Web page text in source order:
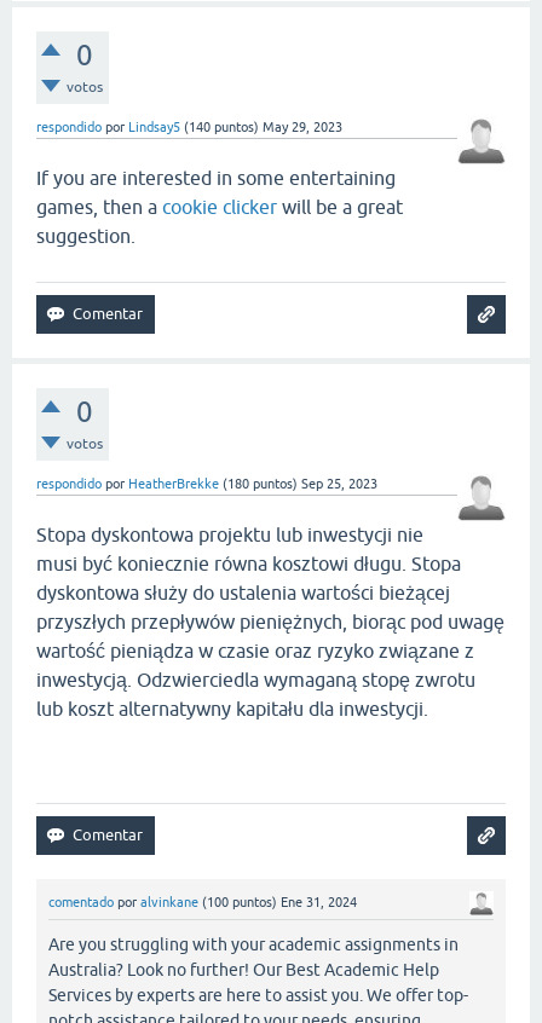
0
votos
respondido por Lindsay5 (140 puntos) May 29, 2023
If you are interested in some entertaining
games, then a cookie clicker will be a great
suggestion.
0
votos
respondido por HeatherBrekke (180 puntos) Sep 25, 2023
Stopa dyskontowa projektu lub inwestycji nie
musi być koniecznie równa kosztowi długu. Stopa
dyskontowa służy do ustalenia wartości bieżącej
przyszłych przepływów pieniężnych, biorąc pod uwagę
wartość pieniądza w czasie oraz ryzyko związane z
inwestycją. Odzwierciedla wymaganą stopę zwrotu
lub koszt alternatywny kapitału dla inwestycji.
comentado por alvinkane (100 puntos) Ene 31, 2024
Are you struggling with your academic assignments in
Australia? Look no further! Our Best Academic Help
Services by experts are here to assist you. We offer top-